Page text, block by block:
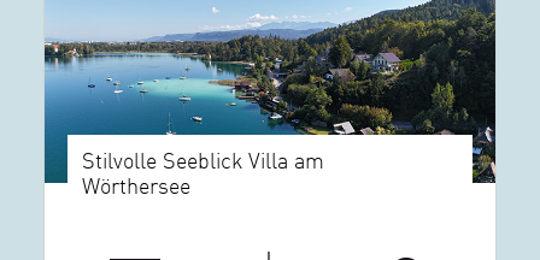
Stilvolle Seeblick Villa am
Wörthersee